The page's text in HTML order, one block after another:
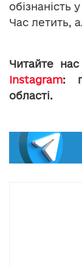
обізнаність
Час летить,
Читайте
Instagram:
області.